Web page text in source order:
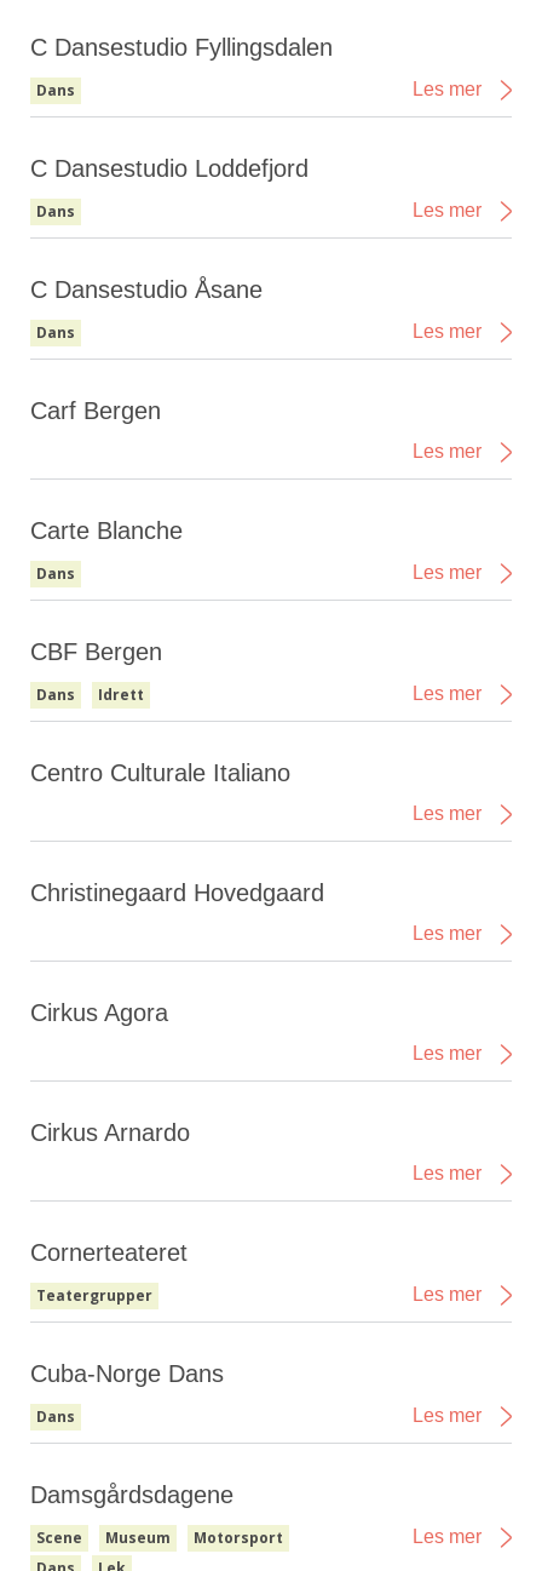
C Dansestudio Fyllingsdalen
Dans Les mer
C Dansestudio Loddefjord
Dans Les mer
C Dansestudio Åsane
Dans Les mer
Carf Bergen
Les mer
Carte Blanche
Dans Les mer
CBF Bergen
Dans Idrett Les mer
Centro Culturale Italiano
Les mer
Christinegaard Hovedgaard
Les mer
Cirkus Agora
Les mer
Cirkus Arnardo
Les mer
Cornerteateret
Teatergrupper Les mer
Cuba-Norge Dans
Dans Les mer
Damsgårdsdagene
Scene Museum
Motorsport
Les mer